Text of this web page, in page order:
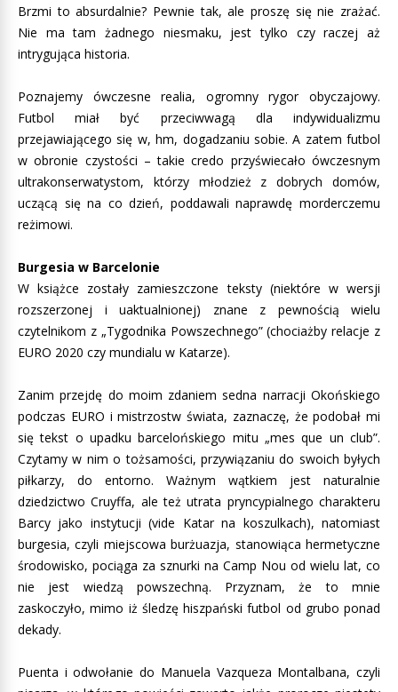
Brzmi to absurdalnie? Pewnie tak, ale proszę się nie zrażać.
Nie ma tam żadnego niesmaku, jest tylko czy raczej aż
intrygująca historia.
Poznajemy ówczesne realia, ogromny rygor obyczajowy.
Futbol miał być przeciwwagą dla indywidualizmu
przejawiającego się w, hm, dogadzaniu sobie. A zatem futbol
w obronie czystości – takie credo przyświecało ówczesnym
ultrakonserwatystom, którzy młodzież z dobrych domów,
uczącą się na co dzień, poddawali naprawdę morderczemu
reżimowi.
Burgesia w Barcelonie
W książce zostały zamieszczone teksty (niektóre w wersji
rozszerzonej i uaktualnionej) znane z pewnością wielu
czytelnikom z „Tygodnika Powszechnego” (chociażby relacje z
EURO 2020 czy mundialu w Katarze).
Zanim przejdę do moim zdaniem sedna narracji Okońskiego
podczas EURO i mistrzostw świata, zaznaczę, że podobał mi
się tekst o upadku barcelońskiego mitu „mes que un club”.
Czytamy w nim o tożsamości, przywiązaniu do swoich byłych
piłkarzy, do entorno. Ważnym wątkiem jest naturalnie
dziedzictwo Cruyffa, ale też utrata pryncypialnego charakteru
Barcy jako instytucji (vide Katar na koszulkach), natomiast
burgesia, czyli miejscowa burżuazja, stanowiąca hermetyczne
środowisko, pociąga za sznurki na Camp Nou od wielu lat, co
nie jest wiedzą powszechną. Przyznam, że to mnie
zaskoczyło, mimo iż śledzę hiszpański futbol od grubo ponad
dekady.
Puenta i odwołanie do Manuela Vazqueza Montalbana, czyli